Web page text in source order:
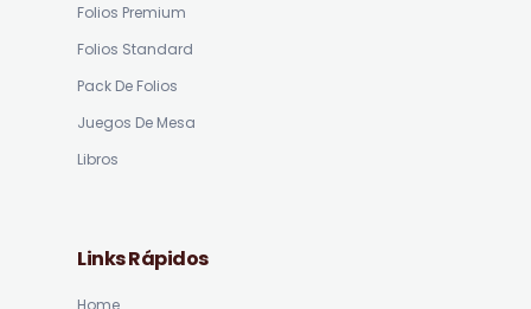
Folios Premium
Folios Standard
Pack De Folios
Juegos De Mesa
Libros
Links Rápidos
Home